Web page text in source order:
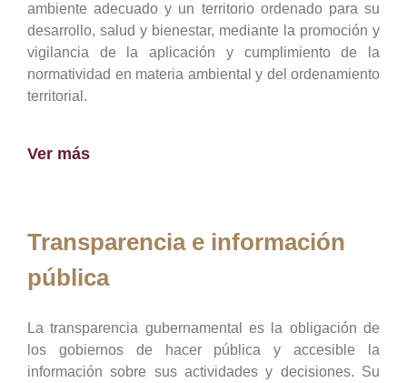
ambiente adecuado y un territorio ordenado para su
desarrollo, salud y bienestar, mediante la promoción y
vigilancia de la aplicación y cumplimiento de la
normatividad en materia ambiental y del ordenamiento
territorial.
Ver más
Transparencia e información
pública
La transparencia gubernamental es la obligación de
los gobiernos de hacer pública y accesible la
información sobre sus actividades y decisiones. Su